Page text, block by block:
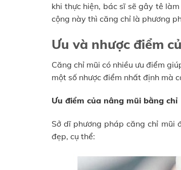
khi thực hiện, bác sĩ sẽ gây tê
cộng này thì căng chỉ là phương
Ưu và nhược điểm
Căng chỉ mũi có nhiều ưu điểm
một số nhược điểm nhất định mà
Ưu điểm của nâng mũi bằng chỉ
Sở dĩ phương pháp căng chỉ mũi
đẹp, cụ thể: